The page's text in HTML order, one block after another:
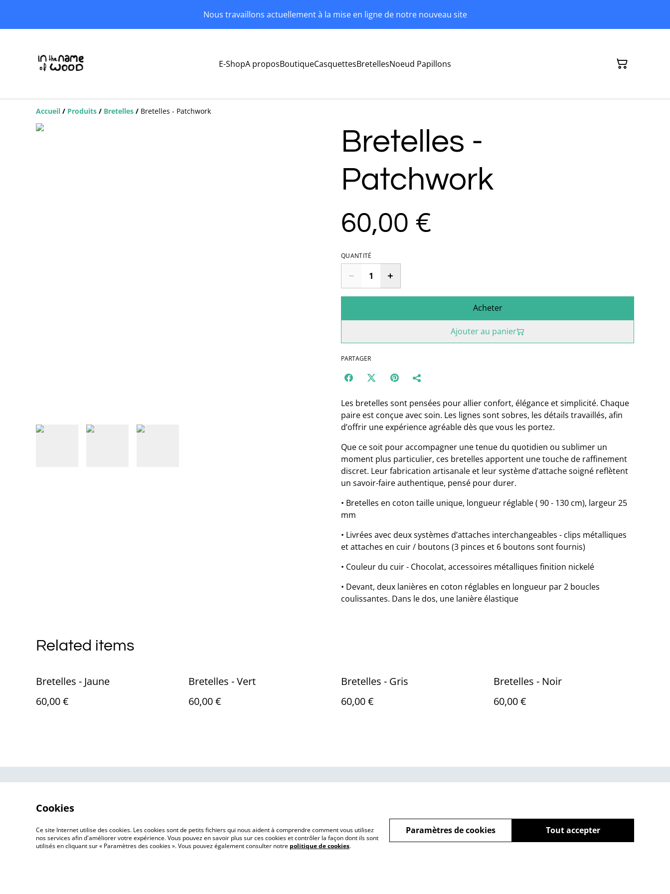
Nous travaillons actuellement à la mise en ligne de notre nouveau site
E-ShopA proposBoutiqueCasquettesBretellesNoeud Papillons
Accueil / Produits / Bretelles / Bretelles - Patchwork
Bretelles -
Patchwork
60,00 €
QUANTITÉ
Acheter
Ajouter au panier
PARTAGER
Les bretelles sont pensées pour allier confort, élégance et simplicité. Chaque
paire est conçue avec soin. Les lignes sont sobres, les détails travaillés, afin
d’offrir une expérience agréable dès que vous les portez.
Que ce soit pour accompagner une tenue du quotidien ou sublimer un
moment plus particulier, ces bretelles apportent une touche de raffinement
discret. Leur fabrication artisanale et leur système d’attache soigné reflètent
un savoir-faire authentique, pensé pour durer.
• Bretelles en coton taille unique, longueur réglable ( 90 - 130 cm), largeur 25
mm
• Livrées avec deux systèmes d’attaches interchangeables - clips métalliques
et attaches en cuir / boutons (3 pinces et 6 boutons sont fournis)
• Couleur du cuir - Chocolat, accessoires métalliques finition nickelé
• Devant, deux lanières en coton réglables en longueur par 2 boucles
coulissantes. Dans le dos, une lanière élastique
Related items
Bretelles - Jaune
60,00 €
Bretelles - Vert
60,00 €
Bretelles - Gris
60,00 €
Bretelles - Noir
60,00 €
Cookies
Ce site Internet utilise des cookies. Les cookies sont de petits fichiers qui nous aident à comprendre comment vous utilisez
nos services afin d'améliorer votre expérience. Vous pouvez en savoir plus sur ces cookies et contrôler la façon dont ils sont
utilisés en cliquant sur « Paramètres des cookies ». Vous pouvez également consulter notre politique de cookies.
Tout accepter
Paramètres de cookies